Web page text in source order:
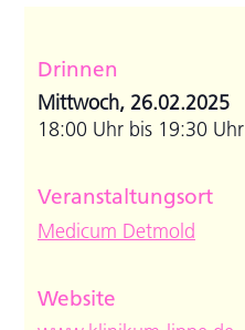
Drinnen
Mittwoch, 26.02.2025
18:00 Uhr bis 19:30 Uhr
Veranstaltungsort
Medicum Detmold
Website